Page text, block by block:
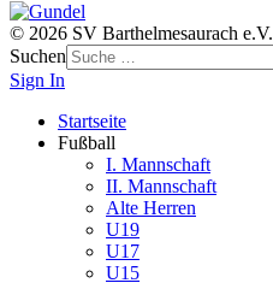
© 2026 SV Barthelmesaurach e.V.
Suchen
Sign In
Startseite
Fußball
I. Mannschaft
II. Mannschaft
Alte Herren
U19
U17
U15